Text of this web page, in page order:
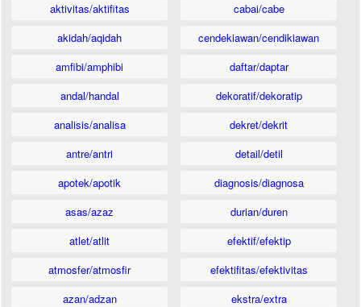
aktivitas/aktifitas
akidah/aqidah
amfibi/amphibi
andal/handal
analisis/analisa
antre/antri
apotek/apotik
asas/azaz
atlet/atlit
atmosfer/atmosfir
azan/adzan
cabai/cabe
cendekiawan/cendikiawan
daftar/daptar
dekoratif/dekoratip
dekret/dekrit
detail/detil
diagnosis/diagnosa
durian/duren
efektif/efektip
efektifitas/efektivitas
ekstra/extra